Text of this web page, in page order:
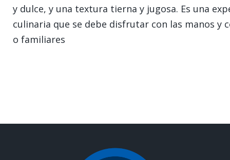
y dulce, y una textura tierna y jugosa. Es una
culinaria que se debe disfrutar con las manos y
o familiares